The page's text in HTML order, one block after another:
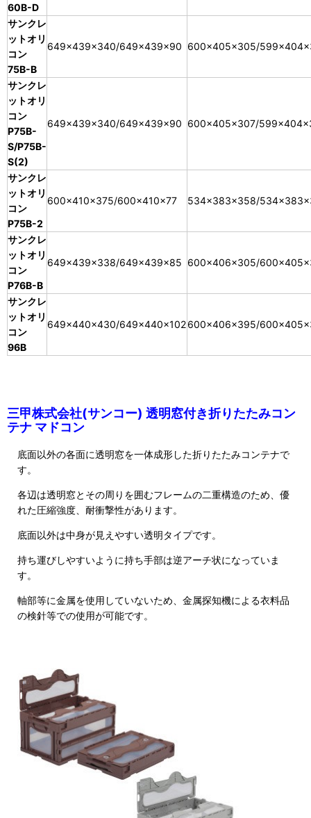
60B-D
サンクレ
ットオリ
コン
75B-B
649×439×340/649×439×90 600×405×305/
サンクレ
ットオリ
コン
P75B-
S/P75B-
S(2)
649×439×340/649×439×90 600×405×307/
サンクレ
ットオリ
コン
P75B-2
600×410×375/600×410×77 534×383×358/
サンクレ
ットオリ
コン
P76B-B
649×439×338/649×439×85 600×406×305/
サンクレ
ットオリ
コン
96B
649×440×430/649×440×102600×406×395/
三甲株式会社(サンコー) 透明窓付き折りたたみコン
テナ マドコン
底面以外の各面に透明窓を一体成形した折りたたみコンテナで
す。
各辺は透明窓とその周りを囲むフレームの二重構造のため、優
れた圧縮強度、耐衝撃性があります。
底面以外は中身が見えやすい透明タイプです。
持ち運びしやすいように持ち手部は逆アーチ状になっていま
す。
軸部等に金属を使用していないため、金属探知機による衣料品
の検針等での使用が可能です。